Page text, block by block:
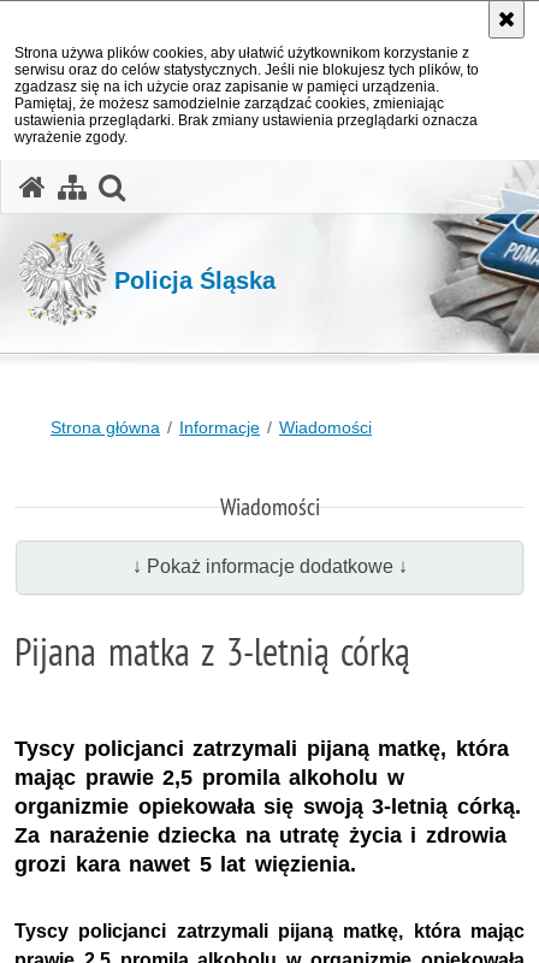
Strona używa plików cookies, aby ułatwić użytkownikom korzystanie z
serwisu oraz do celów statystycznych. Jeśli nie blokujesz tych plików, to
zgadzasz się na ich użycie oraz zapisanie w pamięci urządzenia.
Pamiętaj, że możesz samodzielnie zarządzać cookies, zmieniając
ustawienia przeglądarki. Brak zmiany ustawienia przeglądarki oznacza
wyrażenie zgody.
Policja Śląska
Strona główna Informacje Wiadomości
Wiadomości
↓ Pokaż informacje dodatkowe ↓
Pijana matka z 3-letnią córką
Tyscy policjanci zatrzymali pijaną matkę, która
mając prawie 2,5 promila alkoholu w
organizmie opiekowała się swoją 3-letnią córką.
Za narażenie dziecka na utratę życia i zdrowia
grozi kara nawet 5 lat więzienia.
Tyscy policjanci zatrzymali pijaną matkę, która mając